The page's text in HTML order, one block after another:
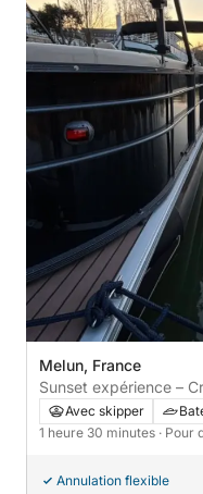
Melun, France
Sunset expérience –
la Seine
Avec skipper
1 heure 30 minutes · Pour
Annulation flexible